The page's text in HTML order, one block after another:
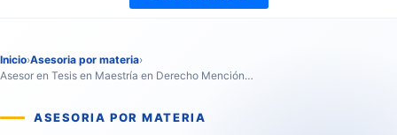
Inicio›Asesoria por materia›
Asesor en Tesis en Maestría en Derecho Mención…
ASESORIA POR MATERIA